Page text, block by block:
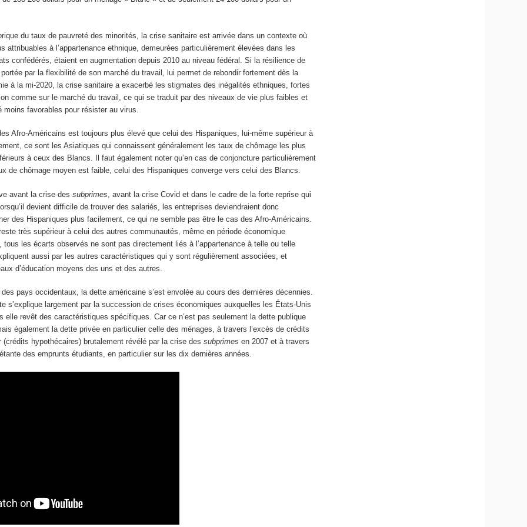
du taux de pauvreté des minorités, la crise sanitaire est arrivée dans un contexte où
attribuables à l’appartenance ethnique, demeurées particulièrement élevées dans les
confédérés, étaient en augmentation depuis 2010 au niveau fédéral. Si la résilience de
portée par la flexibilité de son marché du travail, lui permet de rebondir fortement dès la
à la mi-2020, la crise sanitaire a exacerbé les stigmates des inégalités ethniques, fortes
comme sur le marché du travail, ce qui se traduit par des niveaux de vie plus faibles et
favorables pour résister au virus.
Afro-Américains est toujours plus élevé que celui des Hispaniques, lui-même supérieur à
ce sont les Asiatiques qui connaissent généralement les taux de chômage les plus
à ceux des Blancs. Il faut également noter qu’en cas de conjoncture particulièrement
de chômage moyen est faible, celui des Hispaniques converge vers celui des Blancs.
avant la crise dessubprimes , avant la crise Covid et dans le cadre de la forte reprise qui
devient difficile de trouver des salariés, les entreprises deviendraient donc
des Hispaniques plus facilement, ce qui ne semble pas être le cas des Afro-Américains.
très supérieur à celui des autres communautés, même en période économique
tous les écarts observés ne sont pas directement liés à l’appartenance à telle ou telle
aussi par les autres caractéristiques qui y sont régulièrement associées, et
d’éducation moyens des uns et des autres.
pays occidentaux, la dette américaine s’est envolée au cours des dernières décennies.
s’explique largement par la succession de crises économiques auxquelles les États-Unis
elle revêt des caractéristiques spécifiques. Car ce n’est pas seulement la dette publique
également la dette privée en particulier celle des ménages, à travers l’excès de crédits
(crédits hypothécaires) brutalement révélé par la crise dessubprimes en 2007 et à travers
des emprunts étudiants, en particulier sur les dix dernières années.